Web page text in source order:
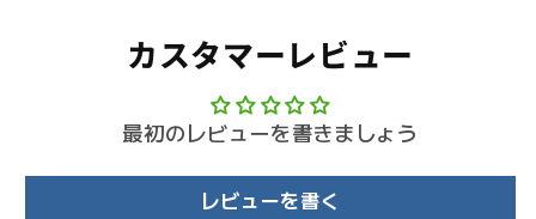
カスタマーレビュー
最初のレビューを書きましょう
レビューを書く